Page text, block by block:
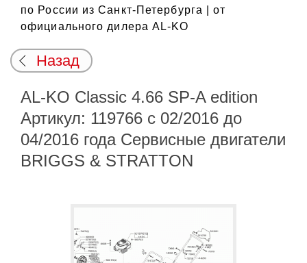
по России из Санкт-Петербурга | от
официального дилера AL-KO
Назад
AL-KO Classic 4.66 SP-A edition
Артикул: 119766 с 02/2016 до
04/2016 года Сервисные двигатели
BRIGGS & STRATTON